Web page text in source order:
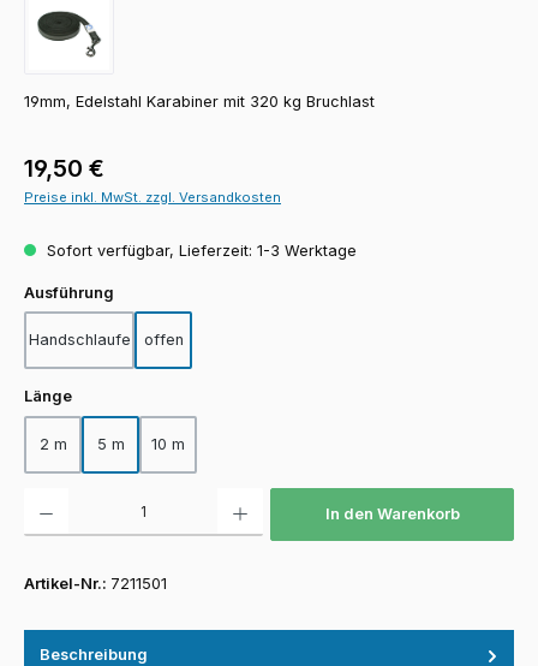
19mm, Edelstahl Karabiner mit 320 kg Bruchlast
Regulärer Preis:
19,50 €
Preise inkl. MwSt. zzgl. Versandkosten
Sofort verfügbar, Lieferzeit: 1-3 Werktage
Ausführung
Handschlaufe offen
Längeauswählen
2 m 5 m 10 m
In den Warenkorb
Artikel-Nr.: 7211501
Beschreibung